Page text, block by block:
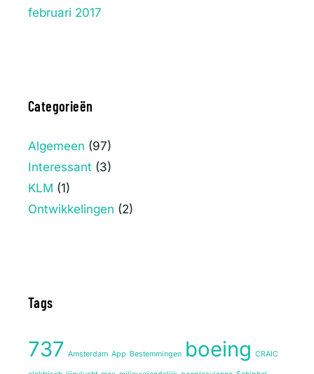
februari 2017
Categorieën
Algemeen (97)
Interessant (3)
KLM (1)
Ontwikkelingen (2)
Tags
737 Amsterdam App Bestemmingen boeing CRAIC